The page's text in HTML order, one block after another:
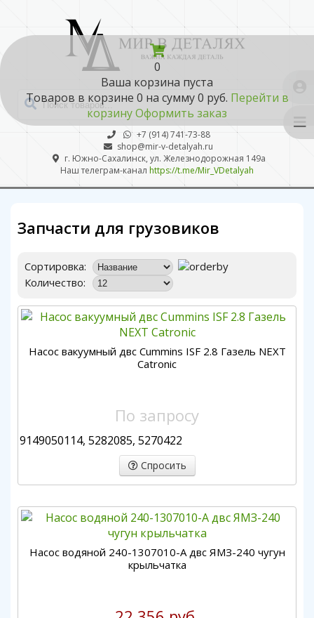
0
Ваша корзина пуста
Товаров в корзине 0 на сумму0 руб. Перейти в
корзинуОформить заказ
+7 (914) 741-73-88
shop@mir-v-detalyah.ru
г. Южно-Сахалинск, ул. Железнодорожная 149а
Наш телеграм-канал https://t.me/Mir_VDetalyah
Запчасти для грузовиков
Сортировка:
Количество:
Насос вакуумный двс Cummins ISF 2.8 Газель NEXT
Catronic
По запросу
9149050114, 5282085, 5270422
Спросить
Насос водяной 240-1307010-А двс ЯМЗ-240 чугун
крыльчатка